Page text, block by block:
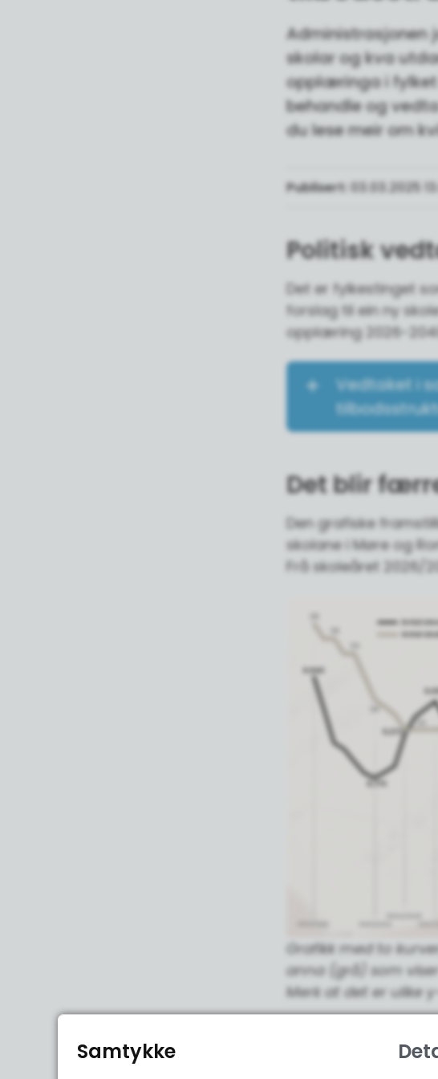
Administrasjonen
skolar og kva
opplæringa i fylket
behandle og
du lese meir om
Publisert 03.03.2025
Politisk
Det er fylkestinget
forslag til ein ny
opplæring 2026-
Vedtaket i
Det blir
Den grafiske
skolane i Møre og
Frå skoleåret 2026/
Grafikk med to
anna (grå) som
Merk at det er ulike
Samtykke